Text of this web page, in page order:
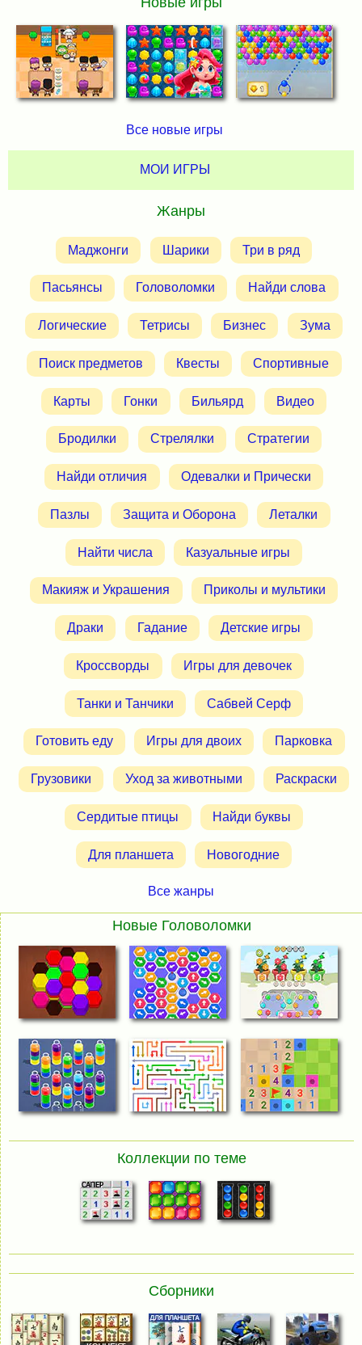
Все новые игры
МОИ ИГРЫ
Жанры
Маджонги Шарики Три в ряд
Пасьянсы Головоломки Найди слова
Логические Тетрисы Бизнес Зума
Поиск предметов Квесты Спортивные
Карты Гонки Бильярд Видео
Бродилки Стрелялки Стратегии
Найди отличия Одевалки и Прически
Пазлы Защита и Оборона Леталки
Найти числа Казуальные игры
Макияж и Украшения Приколы и мультики
Драки Гадание Детские игры
Кроссворды Игры для девочек
Танки и Танчики Сабвей Серф
Готовить еду Игры для двоих Парковка
Грузовики Уход за животными Раскраски
Сердитые птицы Найди буквы
Для планшета Новогодние
Все жанры
Новые Головоломки
Коллекции по теме
Сборники